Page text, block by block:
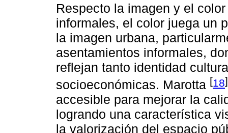
Respecto la imagen y el
informales, el color juega un
la imagen urbana,
asentamientos informales,
reflejan tanto identidad
socioeconómicas. Marotta [18]
accesible para mejorar la
logrando una característica
la valorización del espacio